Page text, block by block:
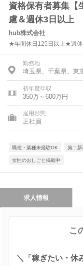
資格保有者募集【
慮＆週休3日以上
hub株式会社
★年間休日125日以上★週
勤務地
埼玉県、千葉県、東
初年度年収
350万～600万円
雇用形態
正社員
職種・業種未経験OK 第二新
女性のおしごと掲載中
求人情報
こ
＼「稼ぎたい・休